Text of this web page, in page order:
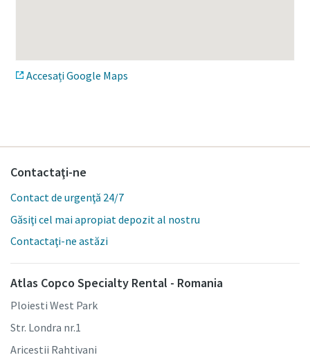
Accesați Google Maps
Contactaţi-ne
Contact de urgenţă 24/7
Găsiţi cel mai apropiat depozit al nostru
Contactaţi-ne astăzi
Atlas Copco Specialty Rental - Romania
Ploiesti West Park
Str. Londra nr.1
Aricestii Rahtivani